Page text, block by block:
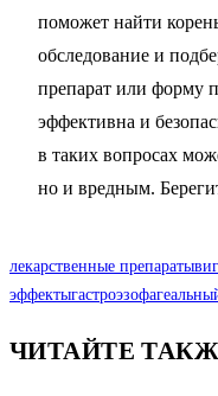
поможет найти
обследование и
препарат или форму
эффективна и
в таких вопросах
но и вредным.
лекарственные препараты
эффекты
ЧИТАЙТЕ